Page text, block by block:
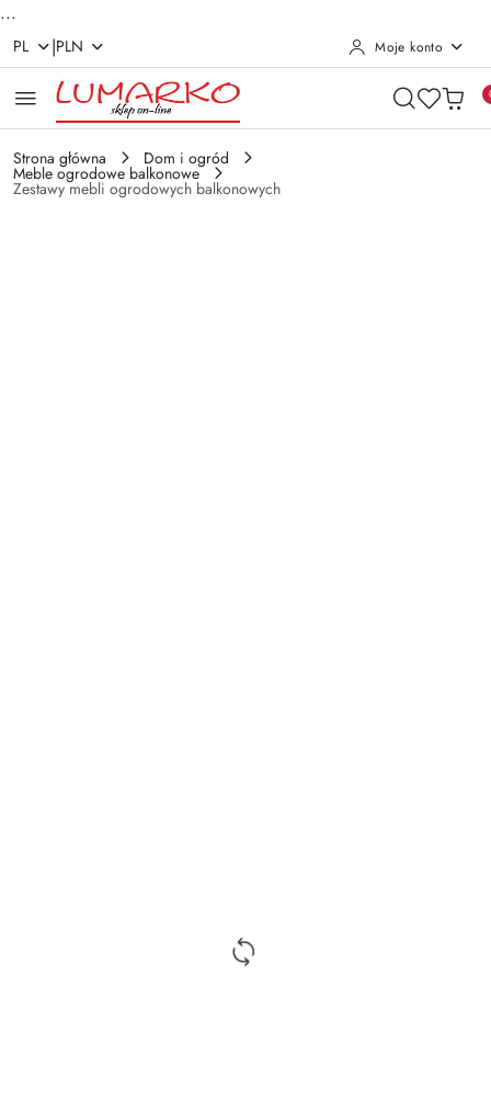
...
Przejdź do treści głównej
Przejdź do wyszukiwarki
Przejdź do moje konto
Przejdź do menu głównego
Przejdź do opisu produktu
Przejdź do stopki
PL |PLN Moje konto
Strona główna Dom i ogród
Meble ogrodowe balkonowe
Zestawy mebli ogrodowych balkonowych